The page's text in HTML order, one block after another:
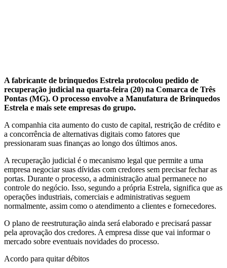
A fabricante de brinquedos Estrela protocolou pedido de
recuperação judicial na quarta-feira (20) na Comarca de Três
Pontas (MG). O processo envolve a Manufatura de Brinquedos
Estrela e mais sete empresas do grupo.
A companhia cita aumento do custo de capital, restrição de crédito e
a concorrência de alternativas digitais como fatores que
pressionaram suas finanças ao longo dos últimos anos.
A recuperação judicial é o mecanismo legal que permite a uma
empresa negociar suas dívidas com credores sem precisar fechar as
portas. Durante o processo, a administração atual permanece no
controle do negócio. Isso, segundo a própria Estrela, significa que as
operações industriais, comerciais e administrativas seguem
normalmente, assim como o atendimento a clientes e fornecedores.
O plano de reestruturação ainda será elaborado e precisará passar
pela aprovação dos credores. A empresa disse que vai informar o
mercado sobre eventuais novidades do processo.
Acordo para quitar débitos